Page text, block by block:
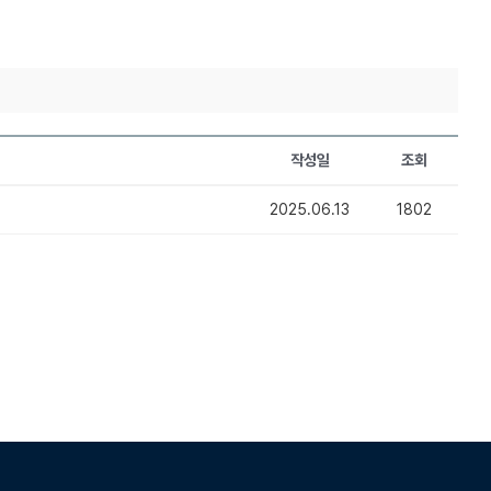
작성일 조회
2025.06.13 1802